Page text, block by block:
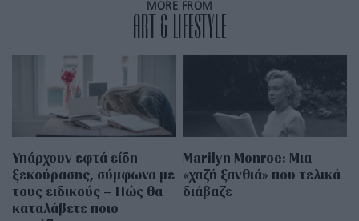
MORE FROM
ART & LIFESTYLE
Υπάρχουν εφτά είδη
ξεκούρασης, σύμφωνα με
τους ειδικούς – Πώς θα
καταλάβετε ποιο
Marilyn Monroe: Μια
«χαζή ξανθιά» που τελικά
διάβαζε